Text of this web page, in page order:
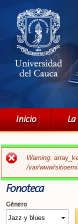
Menú
Inicio
Mensaje
Warning:
/var/www/
Fonoteca
Género